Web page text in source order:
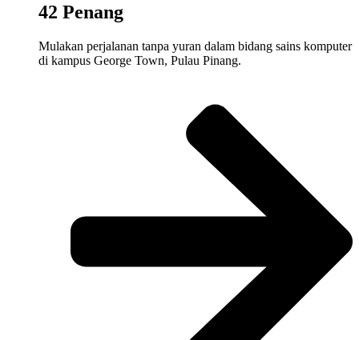
42 Penang
Mulakan perjalanan tanpa yuran dalam bidang sains komputer
di kampus George Town, Pulau Pinang.